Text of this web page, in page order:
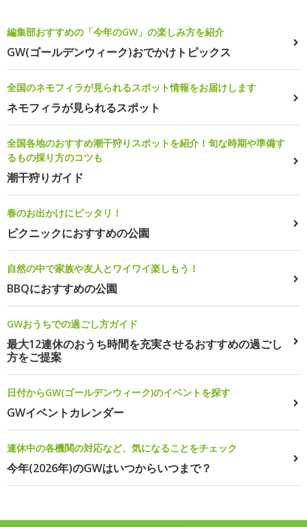
編集部おすすめの「今年のGW」の楽しみ方を紹介
GW(ゴールデンウィーク)おでかけトピックス
全国のネモフィラが見られるスポット情報をお届けします
ネモフィラが見られるスポット
全国各地のおすすめ潮干狩りスポットを紹介！旬な時期や準備す
るもの採り方のコツも
潮干狩りガイド
春のお出かけにピッタリ！
ピクニックにおすすめの公園
自然の中で家族や友人とワイワイ楽しもう！
BBQにおすすめの公園
GWおうちでの過ごし方ガイド
最大12連休のおうち時間を充実させるおすすめの過ごし
方をご提案
日付からGW(ゴールデンウィーク)のイベントを探す
GWイベントカレンダー
連休中の各機関の対応など、気になることをチェック
今年(2026年)のGWはいつからいつまで？